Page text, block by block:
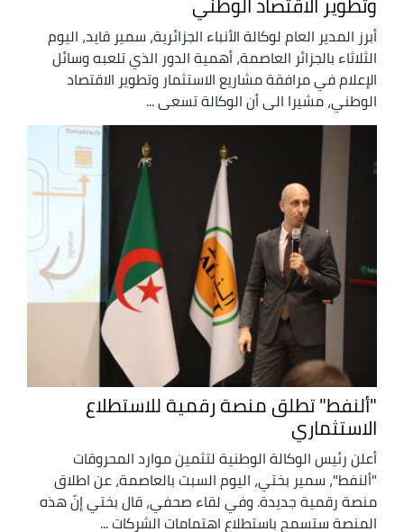
أبرز المدير العام لوكالة الأنباء الجزائرية، سمير قايد، اليوم
الثلاثاء بالجزائر العاصمة، أهمية الدور الذي تلعبه وسائل
الإعلام في مرافقة مشاريع الاستثمار وتطوير الاقتصاد
الوطني، مشيرا الى أن الوكالة تسعى ...
"ألنفط" تطلق منصة رقمية للاستطلاع
الاستثماري
أعلن رئيس الوكالة الوطنية لتثمين موارد المحروقات
"ألنفط"، سمير بختي، اليوم السبت بالعاصمة، عن اطلاق
منصة رقمية جديدة. وفي لقاء صحفي، قال بختي إنّ هذه
المنصة ستسمح باستطلاع اهتمامات الشركات ...